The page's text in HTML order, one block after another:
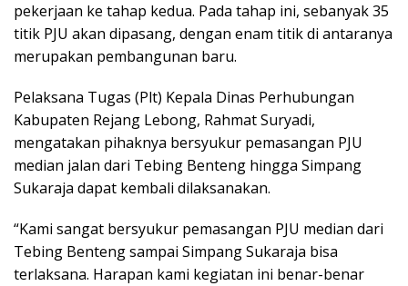
pekerjaan ke tahap kedua. Pada tahap ini, sebanyak 35
titik PJU akan dipasang, dengan enam titik di antaranya
merupakan pembangunan baru.
Pelaksana Tugas (Plt) Kepala Dinas Perhubungan
Kabupaten Rejang Lebong, Rahmat Suryadi,
mengatakan pihaknya bersyukur pemasangan PJU
median jalan dari Tebing Benteng hingga Simpang
Sukaraja dapat kembali dilaksanakan.
“Kami sangat bersyukur pemasangan PJU median dari
Tebing Benteng sampai Simpang Sukaraja bisa
terlaksana. Harapan kami kegiatan ini benar-benar